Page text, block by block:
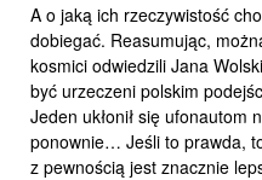
A o jaką ich rzeczywistość
dobiegać. Reasumując,
kosmici odwiedzili Jana
być urzeczeni polskim
Jeden ukłonił się ufonautom
ponownie… Jeśli to prawda,
z pewnością jest znacznie